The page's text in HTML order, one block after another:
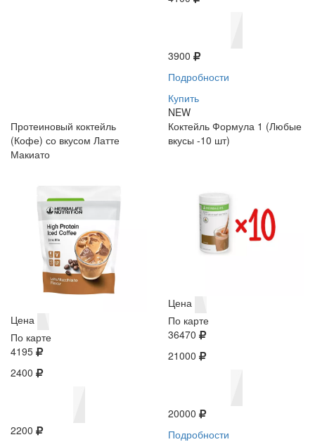
3900
Подробности
Купить
NEW
Протеиновый коктейль
(Кофе) со вкусом Латте
Макиато
Цена
По карте
4195
2400
2200
Коктейль Формула 1 (Любые
вкусы -10 шт)
Цена
По карте
36470
21000
20000
Подробности